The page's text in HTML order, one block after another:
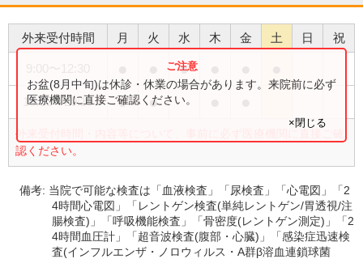
外来受付時間 月 火 水 木 金 土 日 祝
●
18:00〜20:15 ● ●
外来受付時間・内容等について、事前に必ず医療機関に直接ご確
認ください。
お盆(8月中旬)は休診・休業の場合があります。来院前に必ず
医療機関に直接ご確認ください。
×閉じる
備考: 当院で可能な検査は「血液検査」「尿検査」「心電図」「2
4時間心電図」「レントゲン検査(単純レントゲン/胃透視/注
腸検査)」「呼吸機能検査」「骨密度(レントゲン測定)」「2
4時間血圧計」「超音波検査(腹部・心臓)」「感染症迅速検
査(インフルエンザ・ノロウィルス・A群β溶血連鎖球菌